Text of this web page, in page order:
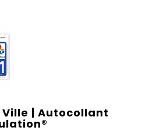
Ville | Autocollant